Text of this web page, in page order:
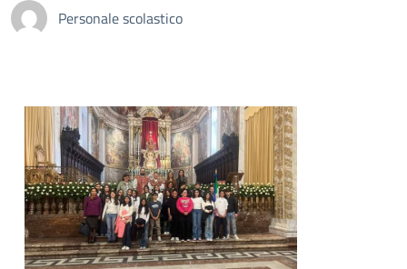
Personale scolastico